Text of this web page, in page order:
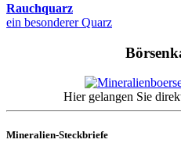
Rauchquarz
ein besonderer Quarz
Hier gelangen Sie
Mineralien-Steckbriefe